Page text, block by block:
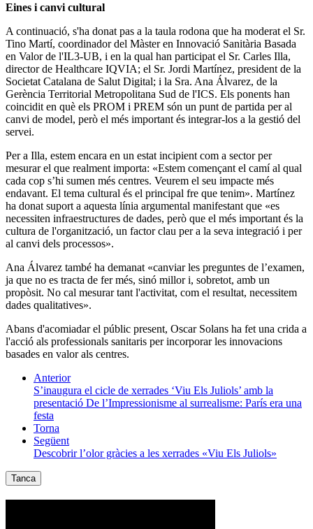
Eines i canvi cultural
A continuació, s'ha donat pas a la taula rodona que ha moderat el Sr.
Tino Martí, coordinador del Màster en Innovació Sanitària Basada
en Valor de l'IL3-UB, i en la qual han participat el Sr. Carles Illa,
director de Healthcare IQVIA; el Sr. Jordi Martínez, president de la
Societat Catalana de Salut Digital; i la Sra. Ana Álvarez, de la
Gerència Territorial Metropolitana Sud de l'ICS. Els ponents han
coincidit en què els PROM i PREM són un punt de partida per al
canvi de model, però el més important és integrar-los a la gestió del
servei.
Per a Illa, estem encara en un estat incipient com a sector per
mesurar el que realment importa: «Estem començant el camí al qual
cada cop s’hi sumen més centres. Veurem el seu impacte més
endavant. El tema cultural és el principal fre que tenim». Martínez
ha donat suport a aquesta línia argumental manifestant que «es
necessiten infraestructures de dades, però que el més important és la
cultura de l'organització, un factor clau per a la seva integració i per
al canvi dels processos».
Ana Álvarez també ha demanat «canviar les preguntes de l’examen,
ja que no es tracta de fer més, sinó millor i, sobretot, amb un
propòsit. No cal mesurar tant l'activitat, com el resultat, necessitem
dades qualitatives».
Abans d'acomiadar el públic present, Oscar Solans ha fet una crida a
l'acció als professionals sanitaris per incorporar les innovacions
basades en valor als centres.
Anterior
S’inaugura el cicle de xerrades ‘Viu Els Juliols’ amb la
presentació De l’Impressionisme al surrealisme: París era una
festa
Torna
Següent
Descobrir l’olor gràcies a les xerrades «Viu Els Juliols»
Tanca